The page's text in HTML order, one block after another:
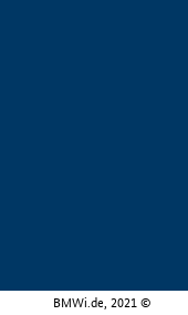
BMWi.de, 2021 ©